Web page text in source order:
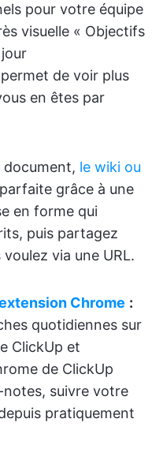
pour votre équipe
visuelle « Objectifs
de voir plus
en êtes par
document, le wiki ou
parfaite grâce à une
en forme qui
puis partagez
via une URL.
Chrome :
quotidiennes sur
ClickUp et
de ClickUp
suivre votre
pratiquement